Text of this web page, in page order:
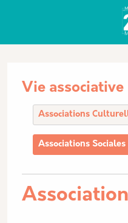
Vie associative
Associations
Associations Sociales
Panneau de gestion des